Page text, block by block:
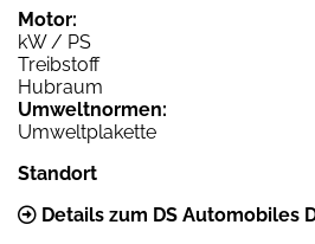
Motor:
kW / PS
Treibstoff
Hubraum
Umweltnormen:
Umweltplakette
Standort
Details zum DS Automobiles